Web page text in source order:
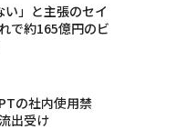
い」と主張のセイ
で約165億円のビ
の社内使用禁
出受け